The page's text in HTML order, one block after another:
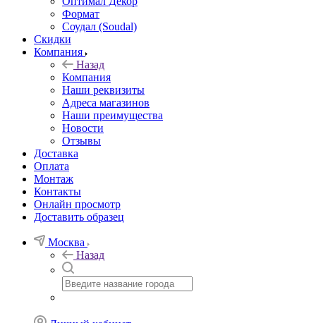
Формат
Соудал (Soudal)
Скидки
Компания
Назад
Компания
Наши реквизиты
Адреса магазинов
Наши преимущества
Новости
Отзывы
Доставка
Оплата
Монтаж
Контакты
Онлайн просмотр
Доставить образец
Москва
Назад